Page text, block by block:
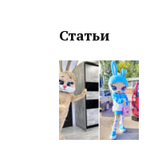
Статьи